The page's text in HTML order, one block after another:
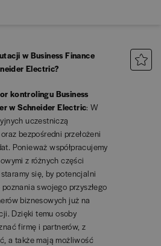
w Business Finance
Electric?
kontrolingu Business
w Schneider Electric: W
uczestniczą
bezpośredni przełożeni
Ponieważ współpracujemy
z różnych części
się, by potencjalni
swojego przyszłego
biznesowych już na
Dzięki temu osoby
firmę i partnerów, z
a także mają możliwość